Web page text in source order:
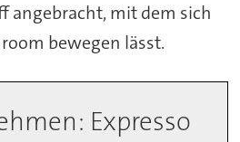
angebracht, mit dem sich
bewegen lässt.
Expresso